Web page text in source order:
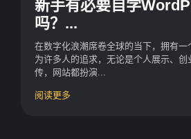
新手有必要自学
吗？...
在数字化浪潮席卷全球的当下，拥有一
为许多人的追求，无论是个人展示、创
传，网站都扮演...
阅读更多